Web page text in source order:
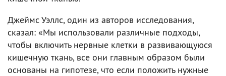
Джеймс Уэллс, один из авторов исследования,
сказал: «Мы использовали различные подходы,
чтобы включить нервные клетки в развивающуюся
кишечную ткань, все они главным образом были
основаны на гипотезе, что если положить нужные